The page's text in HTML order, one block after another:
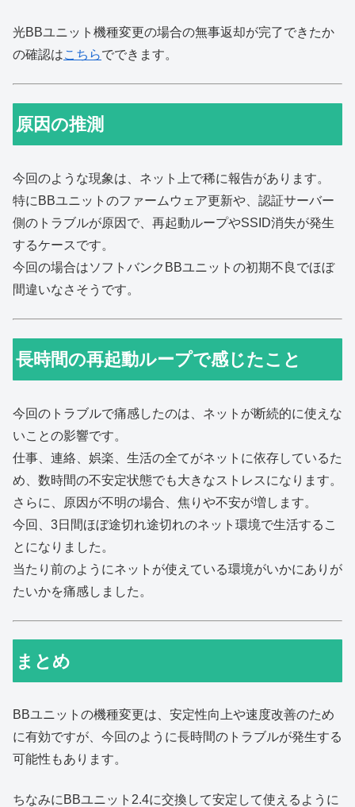
光BBユニット機種変更の場合の無事返却が完了できたか
の確認はこちらでできます。
原因の推測
今回のような現象は、ネット上で稀に報告があります。
特にBBユニットのファームウェア更新や、認証サーバー
側のトラブルが原因で、再起動ループやSSID消失が発生
するケースです。
今回の場合はソフトバンクBBユニットの初期不良でほぼ
間違いなさそうです。
長時間の再起動ループで感じたこと
今回のトラブルで痛感したのは、ネットが断続的に使えな
いことの影響です。
仕事、連絡、娯楽、生活の全てがネットに依存しているた
め、数時間の不安定状態でも大きなストレスになります。
さらに、原因が不明の場合、焦りや不安が増します。
今回、3日間ほぼ途切れ途切れのネット環境で生活するこ
とになりました。
当たり前のようにネットが使えている環境がいかにありが
たいかを痛感しました。
まとめ
BBユニットの機種変更は、安定性向上や速度改善のため
に有効ですが、今回のように長時間のトラブルが発生する
可能性もあります。
ちなみにBBユニット2.4に交換して安定して使えるように